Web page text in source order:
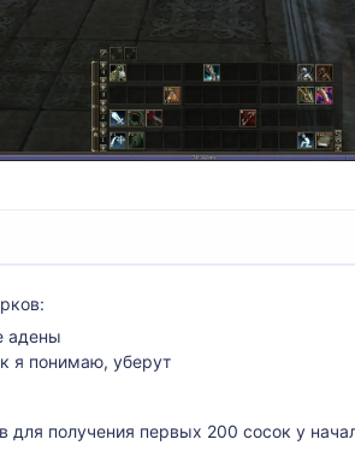
адены
я понимаю, уберут
для получения первых 200 сосок у